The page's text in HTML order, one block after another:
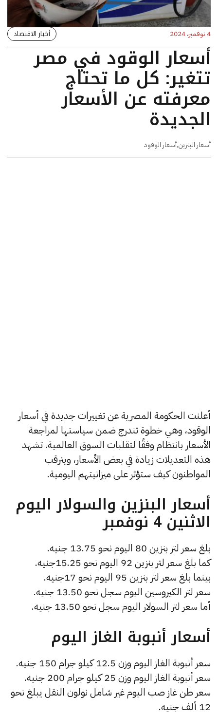
4 نوفمبر، 2024 أخبار الاقتصاد
أسعار الوقود في مصر
تتغير: كل ما تحتاج
معرفته عن الأسعار
الجديدة
أسعار البنزين,أسعار الوقود
أعلنت الحكومة المصرية عن تغييرات جديدة في أسعار
الوقود، وهي خطوة تندرج ضمن سياستها لمراجعة
الأسعار بانتظام وفقًا لتقلبات السوق العالمية. تشهد
هذه التعديلات زيادة في بعض الأسعار، ويترقب
المواطنون كيف ستؤثر على ميزانيتهم اليومية.
أسعار البنزين والسولار اليوم
الاثنين 4 نوفمبر
بلغ سعر لتر بنزين 80 اليوم نحو 13.75 جنيه.
كما بلغ سعر لتر بنزين 92 اليوم نحو 15.25جنيه.
بينما بلغ سعر لتر بنزين 95 اليوم نحو 17جنيه.
سعر لتر الكيروسين اليوم سجل نحو 13.50 جنيه.
أما سعر لتر السولار اليوم سجل نحو 13.50 جنيه.
أسعار أنبوبة الغاز اليوم
سعر أنبوبة الغاز اليوم وزن 12.5 كيلو جرام 150 جنيه.
سعر أنبوبة الغاز اليوم وزن 25 كيلو جرام 200 جنيه.
سعر طن غاز صب اليوم غير شامل نولون النقل يبلغ نحو
12 ألف جنيه.